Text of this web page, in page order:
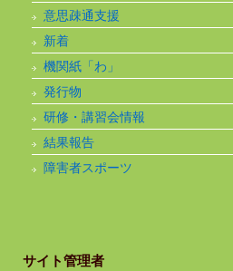
意思疎通支援
新着
機関紙「わ」
発行物
研修・講習会情報
結果報告
障害者スポーツ
サイト管理者